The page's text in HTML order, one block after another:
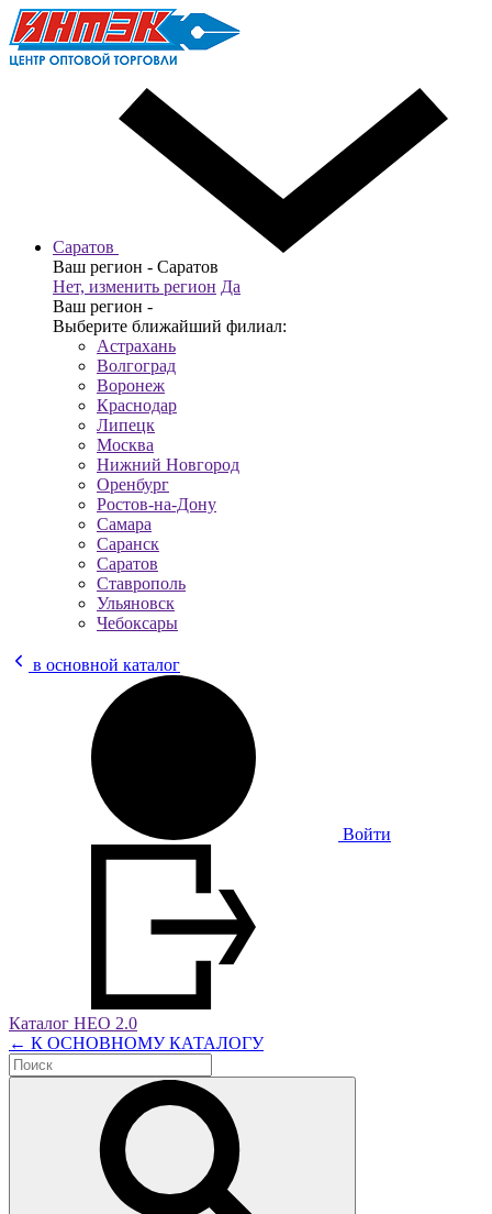
Саратов
Ваш регион - Саратов
Нет, изменить регион Да
Ваш регион -
Выберите ближайший филиал:
Астрахань
Волгоград
Воронеж
Краснодар
Липецк
Москва
Нижний Новгород
Оренбург
Ростов-на-Дону
Самара
Саранск
Саратов
Ставрополь
Ульяновск
Чебоксары
в основной каталог
Войти
Каталог НЕО 2.0
← К ОСНОВНОМУ КАТАЛОГУ